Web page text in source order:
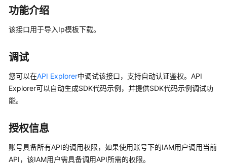
务
告
产
品
计
费
说
功能介绍
该接口用于导入Ip模板下载。
调试
您可以在API Explorer中调试该接口，支持自动认证鉴权。API
Explorer可以自动生成SDK代码示例，并提供SDK代码示例调试功
能。
授权信息
账号具备所有API的调用权限，如果使用账号下的IAM用户调用当前
API，该IAM用户需具备调用API所需的权限。